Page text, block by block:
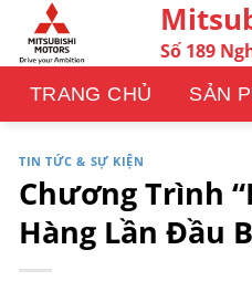
qua
nội
dung
Số 189
TRANG CHỦ SẢN
TIN TỨC & SỰ KIỆN
Chương Trình
Hàng Lần Đầu